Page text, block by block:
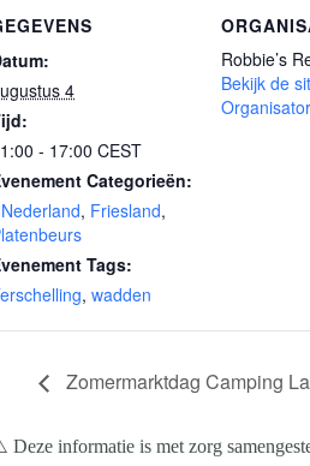
4
- 17:00 CEST
Categorieën:
, Friesland,
Tags:
, wadden
Robbie’s
Bekijk de
Organisator
Zomermarktdag Camping
Deze informatie is met zorg